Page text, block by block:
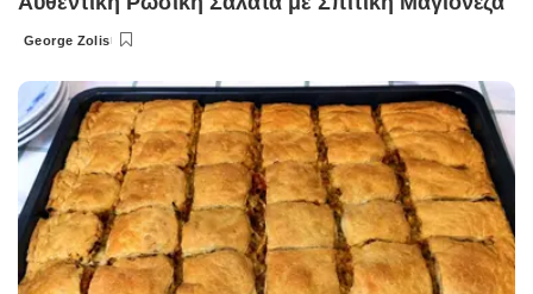
Posted
George Zolis